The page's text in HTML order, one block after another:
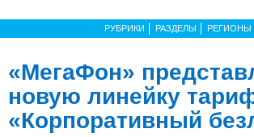
РУБРИКИ РАЗДЕЛЫ РЕГИОНЫ
«МегаФон»
новую линейку
«Корпоративный